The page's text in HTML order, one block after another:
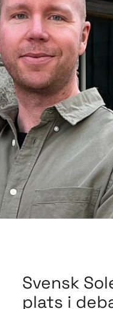
Svensk
plats i